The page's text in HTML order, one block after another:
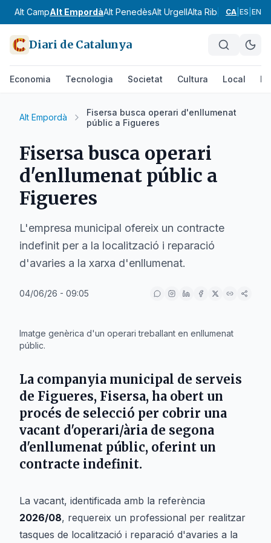
Alt CampAlt EmpordàAlt PenedèsAlt UrgellAlta RibagorçaAnoia
CA ES EN
Diari de Catalunya
Economia Tecnologia Societat Cultura Local
Alt Empordà
Fisersa busca operari d'enllumenat
públic a Figueres
Fisersa busca operari
d'enllumenat públic a
Figueres
L'empresa municipal ofereix un contracte
indefinit per a la localització i reparació
d'avaries a la xarxa d'enllumenat.
04/06/26 - 09:05
Imatge genèrica d'un operari treballant en enllumenat
públic.
La companyia municipal de serveis
de Figueres, Fisersa, ha obert un
procés de selecció per cobrir una
vacant d'operari/ària de segona
d'enllumenat públic, oferint un
contracte indefinit.
La vacant, identificada amb la referència
2026/08, requereix un professional per realitzar
tasques de localització i reparació d'avaries a la